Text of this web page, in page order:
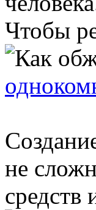
Чтобы
не
средств